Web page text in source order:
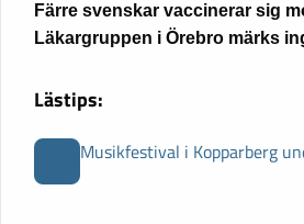
Färre svenskar vaccinerar sig
Läkargruppen i Örebro märks
Lästips:
Musikfestival i Kopparberg